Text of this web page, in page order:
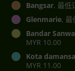
Bangsar, 最低
Glenmarie, 最
Bandar
MYR 10.00
Kota
MYR 11.00